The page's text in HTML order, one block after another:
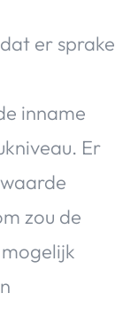
er sprake
inname
Er
zou de